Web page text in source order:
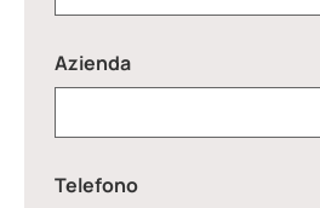
Azienda
Telefono